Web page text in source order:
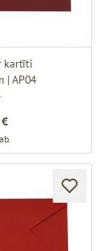
kartīti
| AP04